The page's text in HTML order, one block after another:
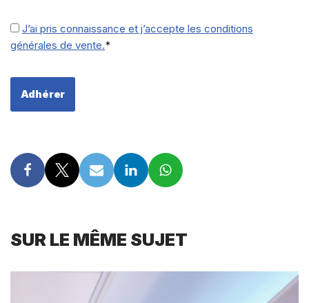
J’ai pris connaissance et j’accepte les conditions
générales de vente.*
SUR LE MÊME SUJET